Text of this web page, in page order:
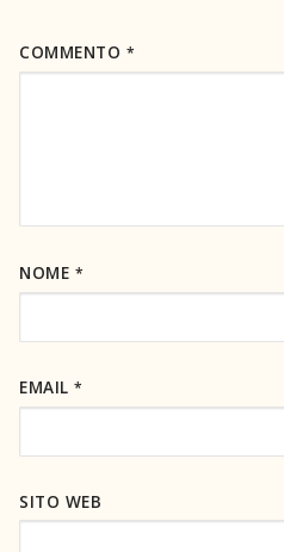
COMMENTO *
NOME *
EMAIL *
SITO WEB